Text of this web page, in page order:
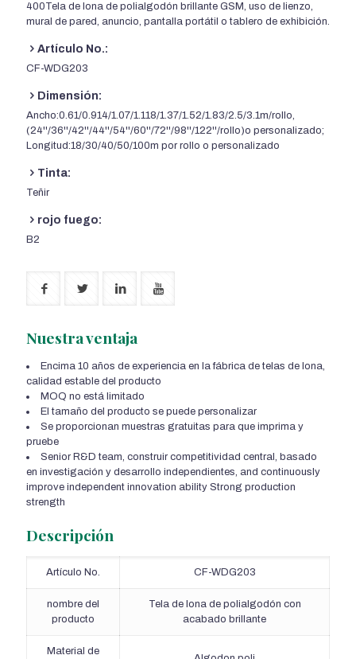
400Tela de lona de polialgodón brillante GSM, uso de lienzo,
mural de pared, anuncio, pantalla portátil o tablero de exhibición.
Artículo No.:
CF-WDG203
Dimensión:
Ancho:0.61/0.914/1.07/1.118/1.37/1.52/1.83/2.5/3.1m/rollo,
(24''/36''/42''/44''/54''/60''/72''/98''/122''/rollo)o personalizado;
Longitud:18/30/40/50/100m por rollo o personalizado
Tinta:
Teñir
rojo fuego:
B2
Nuestra ventaja
Encima 10 años de experiencia en la fábrica de telas de lona,
calidad estable del producto
MOQ no está limitado
El tamaño del producto se puede personalizar
Se proporcionan muestras gratuitas para que imprima y
pruebe
Senior R&D team, construir competitividad central, basado
en investigación y desarrollo independientes, and continuously
improve independent innovation ability Strong production
strength
Descripción
Artículo No. CF-WDG203
nombre del
producto
Tela de lona de polialgodón con
acabado brillante
Material de